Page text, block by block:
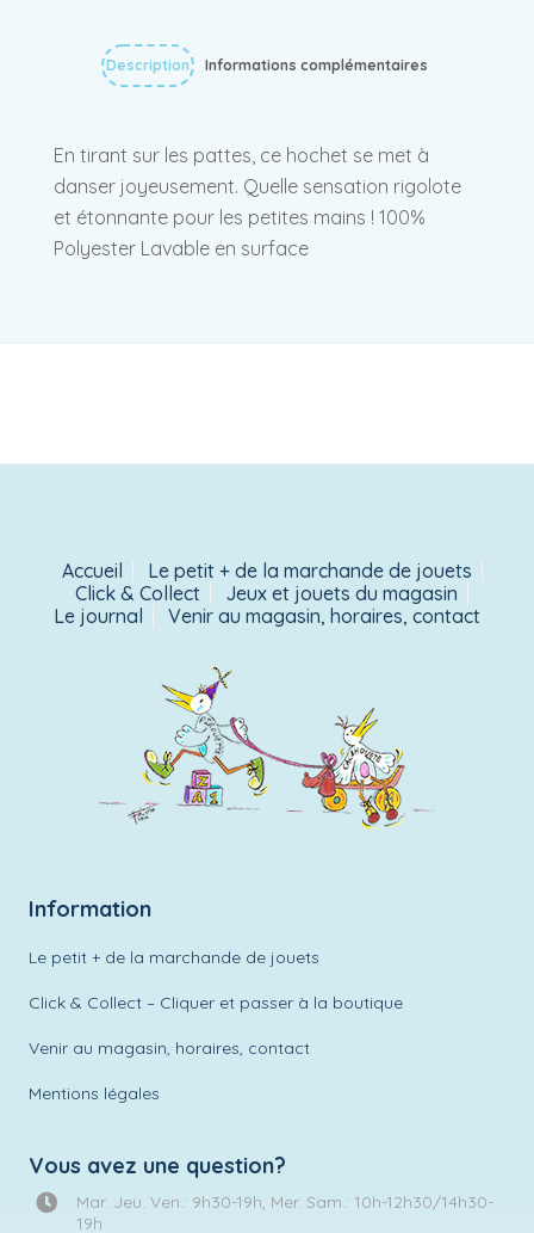
Description Informations complémentaires
En tirant sur les pattes, ce hochet se met à
danser joyeusement. Quelle sensation rigolote
et étonnante pour les petites mains ! 100%
Polyester Lavable en surface
Accueil
Le petit + de la marchande de jouets
Click & Collect
Jeux et jouets du magasin
Le journal
Venir au magasin, horaires, contact
Information
Le petit + de la marchande de jouets
Click & Collect – Cliquer et passer à la boutique
Venir au magasin, horaires, contact
Mentions légales
Vous avez une question?
Mar. Jeu. Ven.: 9h30-19h, Mer. Sam.: 10h-12h30/14h30-
19h